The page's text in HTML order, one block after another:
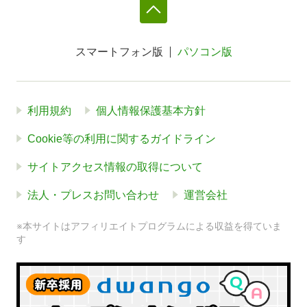
スマートフォン版 パソコン版
利用規約 個人情報保護基本方針
Cookie等の利用に関するガイドライン
サイトアクセス情報の取得について
法人・プレスお問い合わせ 運営会社
※本サイトはアフィリエイトプログラムによる収益を得ていま
す